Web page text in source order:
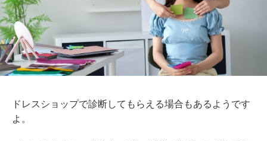
ドレスショップで診断してもらえる場合もあるようです
よ。